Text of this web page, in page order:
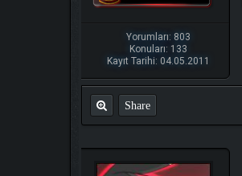
Yorumları: 803
Konuları: 133
Kayıt Tarihi: 04.05.2011
Share